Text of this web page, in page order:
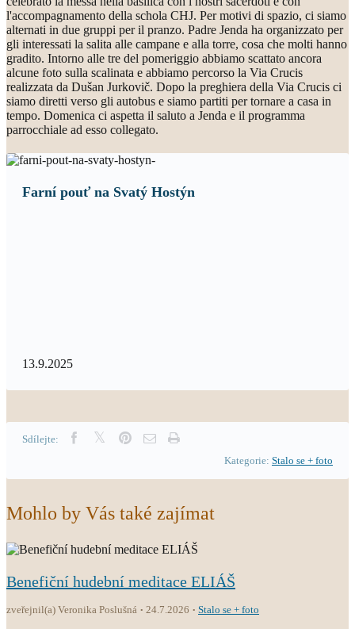
l'accompagnamento della schola CHJ. Per motivi di spazio, ci siamo
alternati in due gruppi per il pranzo. Padre Jenda ha organizzato per
gli interessati la salita alle campane e alla torre, cosa che molti hanno
gradito. Intorno alle tre del pomeriggio abbiamo scattato ancora
alcune foto sulla scalinata e abbiamo percorso la Via Crucis
realizzata da Dušan Jurkovič. Dopo la preghiera della Via Crucis ci
siamo diretti verso gli autobus e siamo partiti per tornare a casa in
tempo. Domenica ci aspetta il saluto a Jenda e il programma
parrocchiale ad esso collegato.
Farní pouť na Svatý Hostýn
13.9.2025
Sdílejte:
Kategorie: Stalo se + foto
Mohlo by Vás také zajímat
Benefiční hudební meditace ELIÁŠ
zveřejnil(a) Veronika Poslušná 24.7.2026 Stalo se + foto